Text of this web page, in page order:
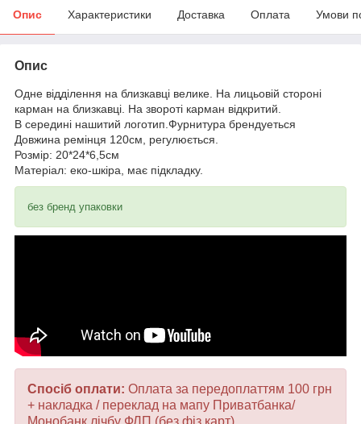
Опис Характеристики Доставка Оплата Умови
Опис
Одне відділення на близкавці велике. На лицьовій стороні
карман на близкавці. На звороті карман відкритий.
В середині нашитий логотип.Фурнитура брендуеться
Довжина ремінця 120см, регулюється.
Розмір: 20*24*6,5см
Матеріал: еко-шкіра, має підкладку.
без бренд упаковки
Спосіб оплати: Оплата за передоплаттям 100 грн
+ накладка / переклад на мапу Приватбанка/
Монобанк лічбу ФЛП (без фіз.карт)